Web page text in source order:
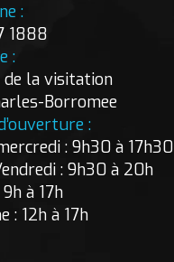
:
1888
:
la visitation
Borromee
:
: 9h30 à 17h30
: 9h30 à 20h
à 17h
: 12h à 17h